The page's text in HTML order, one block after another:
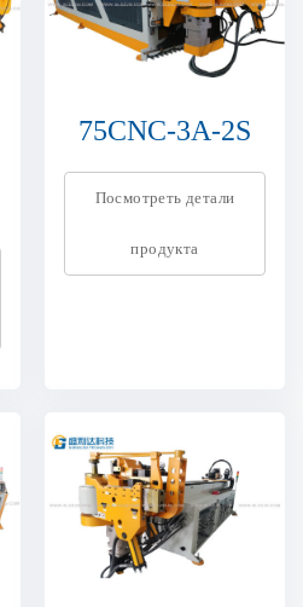
75CNC-3A-2S
Посмотреть детали
продукта